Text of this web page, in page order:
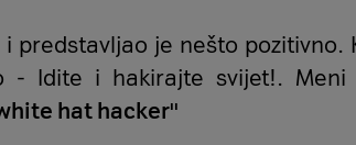
predstavljao je nešto pozitivno.
- Idite i hakirajte svijet!. Meni
hat hacker''